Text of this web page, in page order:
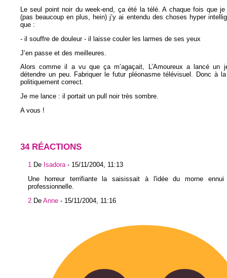
Le seul point noir du week-end, ça été la télé. A chaque fois que je
(pas beaucoup en plus, hein) j’y ai entendu des choses hyper
que :
- il souffre de douleur - il laisse couler les larmes de ses yeux
J’en passe et des meilleures.
Alors comme il a vu que ça m’agaçait, L’Amoureux a lancé un
détendre un peu. Fabriquer le futur pléonasme télévisuel. Donc à
politiquement correct.
Je me lance : il portait un pull noir très sombre.
A vous !
34 RÉACTIONS
1 De Isadora- 15/11/2004, 11:13
Une horreur terrifiante la saisissait à l'idée du morne
professionnelle.
2 De Anne - 15/11/2004, 11:16